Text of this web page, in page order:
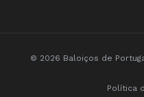
© 2026 Baloiços de
Política